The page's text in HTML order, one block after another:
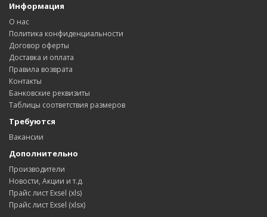
Информация
О нас
Политика конфиденциальности
Договор оферты
Доставка и оплата
Правила возврата
Контакты
Банковские реквизиты
Таблицы соответствия размеров
Требуются
Вакансии
Дополнительно
Производители
Новости, Акции и т.д.
Прайс лист Exsel (xls)
Прайс лист Exsel (xlsx)